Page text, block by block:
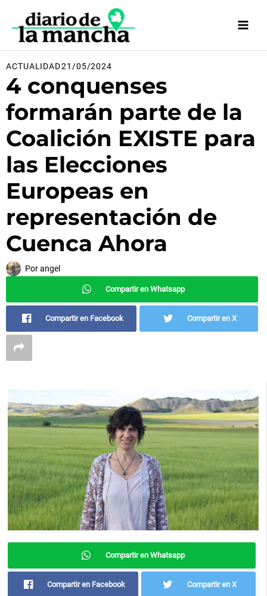
contenido
ACTUALIDAD21/05/2024
4 conquenses
formarán parte de la
Coalición EXISTE para
las Elecciones
Europeas en
representación de
Cuenca Ahora
Porangel
Compartir en Whatsapp
Compartir en Facebook Compartir en X
Compartir en Whatsapp
Compartir en Facebook Compartir en X